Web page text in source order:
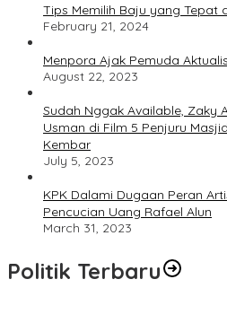
Tips Memilih Baju yang Tepat
February 21, 2024
Menpora Ajak Pemuda
August 22, 2023
Sudah Nggak Available, Zaky
Usman di Film 5 Penjuru
Kembar
July 5, 2023
KPK Dalami Dugaan Peran
Pencucian Uang Rafael Alun
March 31, 2023
Politik Terbaru